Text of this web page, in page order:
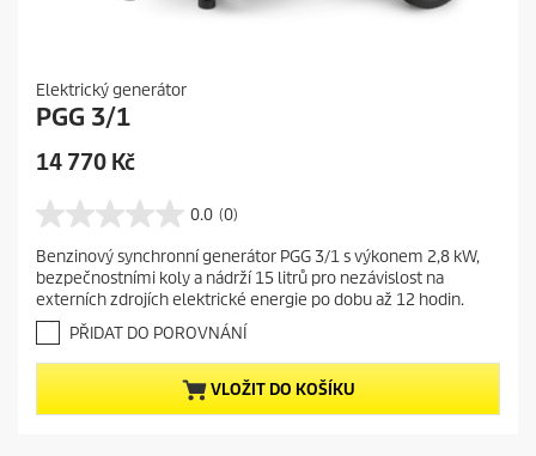
Elektrický generátor
PGG 3/1
C
r
e
n
t
p
r
o
d
14 770 Kč
0.0 (0)
0
.
0
z
5
ě
z
d
Benzinový synchronní generátor PGG 3/1 s výkonem 2,8 kW,
bezpečnostními koly a nádrží 15 litrů pro nezávislost na
externích zdrojích elektrické energie po dobu až 12 hodin.
PŘIDAT DO POROVNÁNÍ
VLOŽIT DO KOŠÍKU